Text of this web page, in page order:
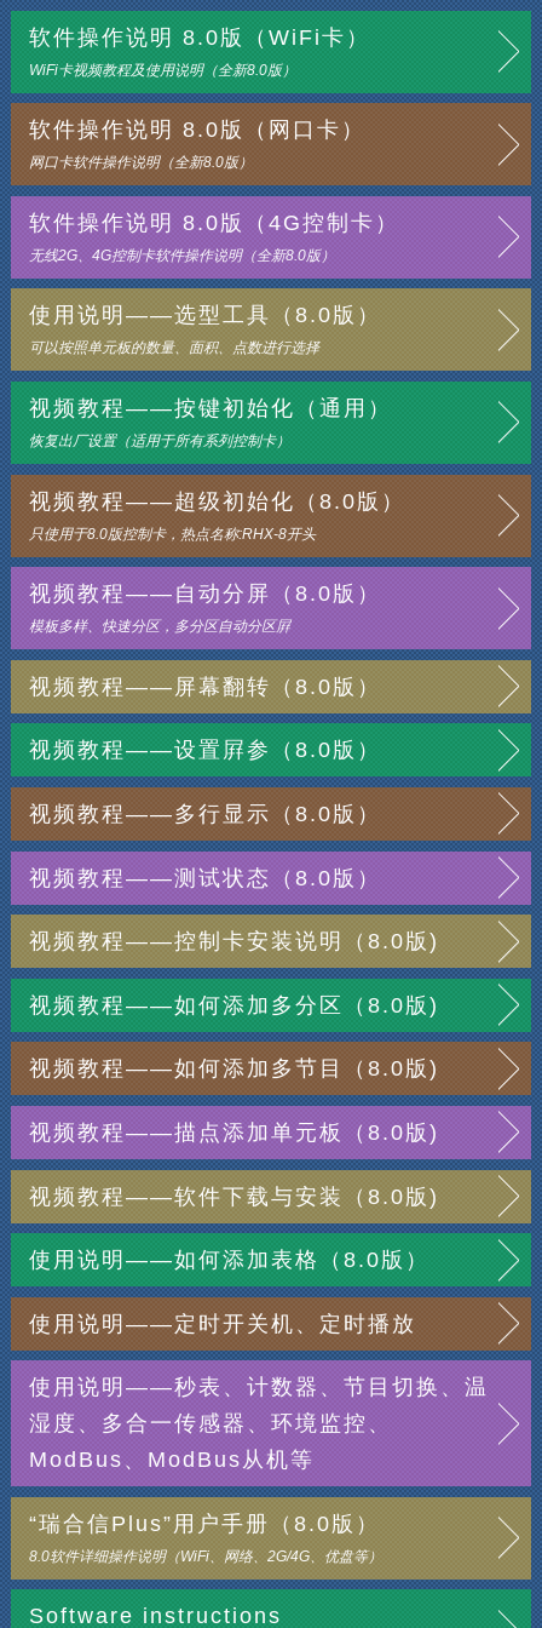
软件操作说明 8.0版（WiFi卡）
WiFi卡视频教程及使用说明（全新8.0版）
软件操作说明 8.0版（网口卡）
网口卡软件操作说明（全新8.0版）
软件操作说明 8.0版（4G控制卡）
无线2G、4G控制卡软件操作说明（全新8.0版）
使用说明——选型工具（8.0版）
可以按照单元板的数量、面积、点数进行选择
视频教程——按键初始化（通用）
恢复出厂设置（适用于所有系列控制卡）
视频教程——超级初始化（8.0版）
只使用于8.0版控制卡，热点名称:RHX-8开头
视频教程——自动分屏（8.0版）
模板多样、快速分区，多分区自动分区屛
视频教程——屏幕翻转（8.0版）
视频教程——设置屛参（8.0版）
视频教程——多行显示（8.0版）
视频教程——测试状态（8.0版）
视频教程——控制卡安装说明（8.0版)
视频教程——如何添加多分区（8.0版)
视频教程——如何添加多节目（8.0版)
视频教程——描点添加单元板（8.0版)
视频教程——软件下载与安装（8.0版)
使用说明——如何添加表格（8.0版）
使用说明——定时开关机、定时播放
使用说明——秒表、计数器、节目切换、温
湿度、多合一传感器、环境监控、
ModBus、ModBus从机等
“瑞合信Plus”用户手册（8.0版）
8.0软件详细操作说明（WiFi、网络、2G/4G、优盘等）
Software instructions